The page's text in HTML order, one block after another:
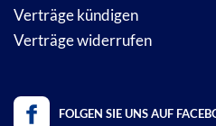
Verträge kündigen
Verträge widerrufen
FOLGEN SIE UNS AUF